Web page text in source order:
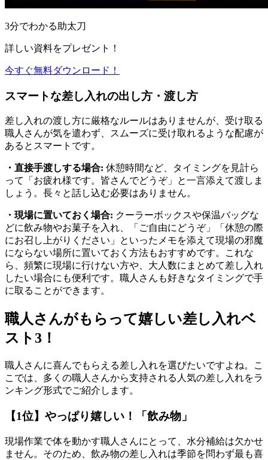
3分でわかる助太刀
詳しい資料をプレゼント！
今すぐ無料ダウンロード！
スマートな差し入れの出し方・渡し方
差し入れの渡し方に厳格なルールはありませんが、受け取る
職人さんが気を遣わず、スムーズに受け取れるような配慮が
あるとスマートです。
・直接手渡しする場合: 休憩時間など、タイミングを見計ら
って「お疲れ様です。皆さんでどうぞ」と一言添えて渡しま
しょう。長々と話し込む必要はありません。
・現場に置いておく場合: クーラーボックスや保温バッグな
どに飲み物やお菓子を入れ、「ご自由にどうぞ」「休憩の際
にお召し上がりください」といったメモを添えて現場の邪魔
にならない場所に置いておく方法もおすすめです。これな
ら、頻繁に現場に行けない方や、大人数にまとめて差し入れ
したい場合にも便利です。職人さんも好きなタイミングで手
に取ることができます。
職人さんがもらって嬉しい差し入れベ
スト3！
職人さんに喜んでもらえる差し入れを選びたいですよね。こ
こでは、多くの職人さんから支持される人気の差し入れをラ
ンキング形式でご紹介します。
【1位】やっぱり嬉しい！「飲み物」
現場作業で体を動かす職人さんにとって、水分補給は欠かせ
ません。そのため、飲み物の差し入れは季節を問わず最も喜